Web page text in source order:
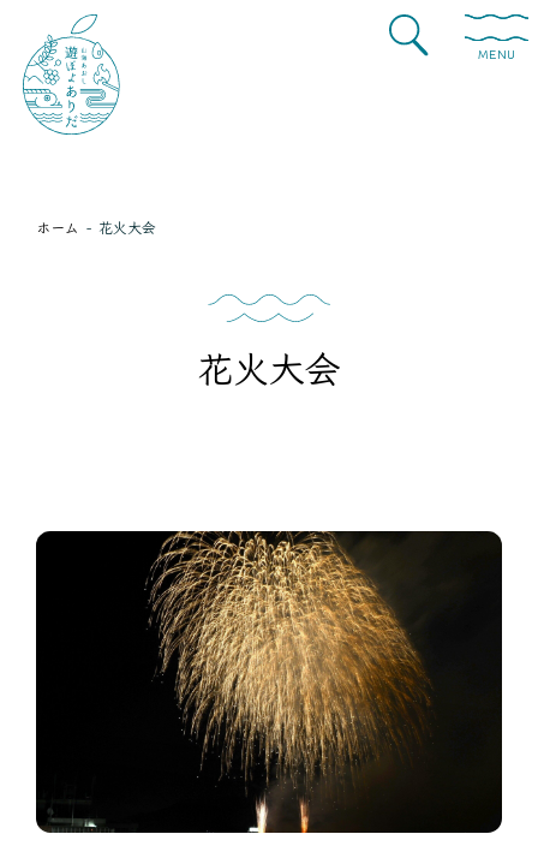
MENU
ホーム 花火大会
花火大会